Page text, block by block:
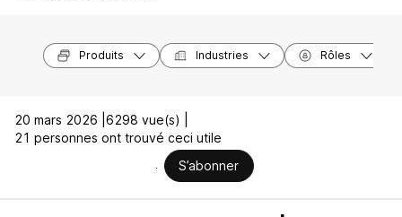
Produits Industries Rôles
20 mars 2026 | 6298 vue(s) |
21 personnes ont trouvé ceci utile
S’abonner